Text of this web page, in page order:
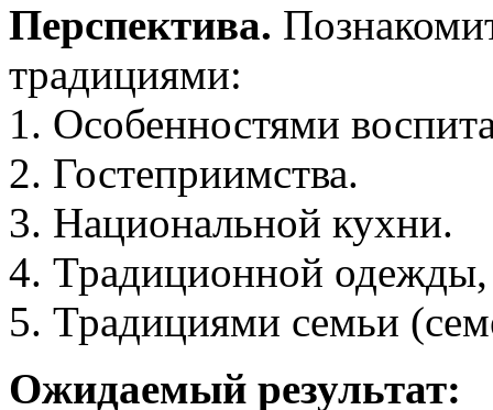
Перспектива.
традициями:
1. Особенностями
2. Гостеприимства.
3. Национальной кухни.
4. Традиционной
5. Традициями семьи
Ожидаемый результат: